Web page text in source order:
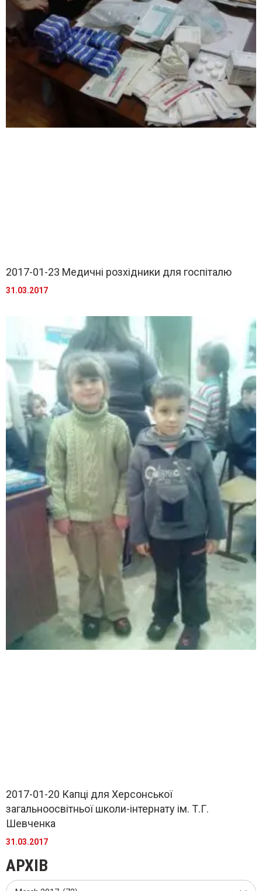
2017-01-23 Медичні розхідники для госпіталю
31.03.2017
2017-01-20 Капці для Херсонської
загальноосвітньої школи-інтернату ім. Т.Г.
Шевченка
31.03.2017
АРХІВ